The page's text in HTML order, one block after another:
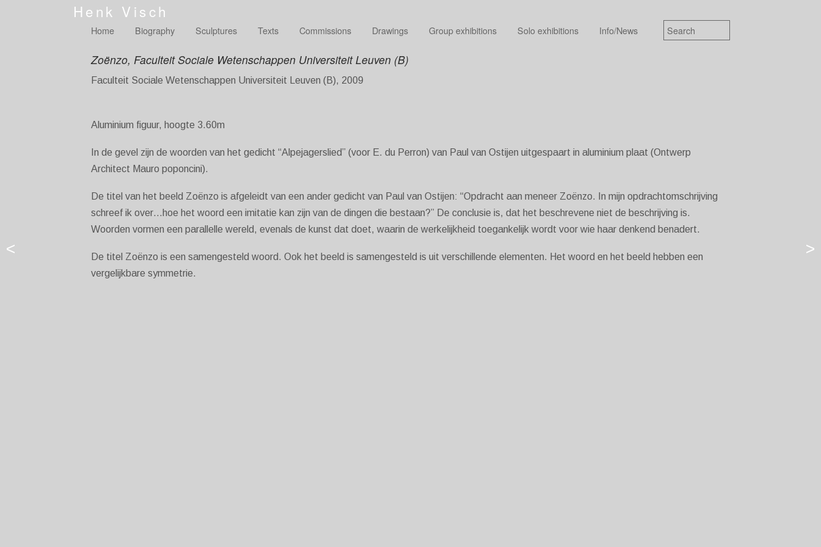
Henk Visch
Home Biography Sculptures Texts Commissions Drawings Group exhibitions Solo exhibitions Info/News
>
<
Zoënzo, Faculteit Sociale Wetenschappen Universiteit Leuven (B)
Faculteit Sociale Wetenschappen Universiteit Leuven (B), 2009
Aluminium figuur, hoogte 3.60m
In de gevel zijn de woorden van het gedicht “Alpejagerslied” (voor E. du Perron) van Paul van Ostijen uitgespaart in aluminium plaat (Ontwerp
Architect Mauro poponcini).
De titel van het beeld Zoënzo is afgeleidt van een ander gedicht van Paul van Ostijen: “Opdracht aan meneer Zoënzo. In mijn opdrachtomschrijving
schreef ik over…hoe het woord een imitatie kan zijn van de dingen die bestaan?” De conclusie is, dat het beschrevene niet de beschrijving is.
Woorden vormen een parallelle wereld, evenals de kunst dat doet, waarin de werkelijkheid toegankelijk wordt voor wie haar denkend benadert.
De titel Zoënzo is een samengesteld woord. Ook het beeld is samengesteld is uit verschillende elementen. Het woord en het beeld hebben een
vergelijkbare symmetrie.